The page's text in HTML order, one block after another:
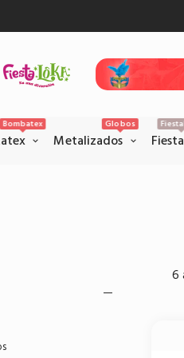
Inicio
Realice sus pagos con la pataforma
Bombatex
Metalizados
Globos
Fiesta
6